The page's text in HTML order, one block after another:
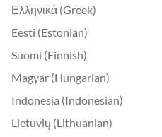
Ελληνικά (Greek)
Eesti (Estonian)
Suomi (Finnish)
Magyar (Hungarian)
Indonesia (Indonesian)
Lietuvių (Lithuanian)